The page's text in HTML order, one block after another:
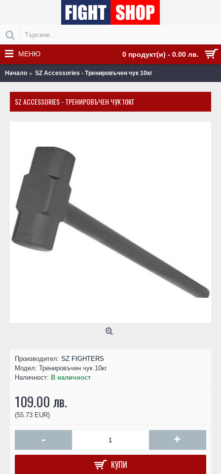
0 продукт(и) - 0.00 лв.
МЕНЮ
Начало SZ Accessories - Тренировъчен чук 10кг
SZ ACCESSORIES - ТРЕНИРОВЪЧЕН ЧУК 10КГ
Производител: SZ FIGHTERS
Модел: Тренировъчен чук 10кг
Наличност: В наличност
109.00 лв.
(55.73 EUR)
- +
КУПИ